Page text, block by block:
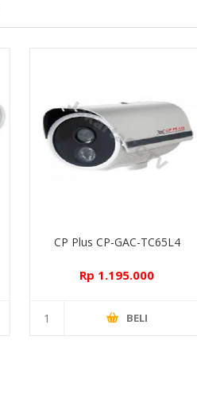
CP Plus CP-GAC-TC65L4
Rp 1.195.000
BELI